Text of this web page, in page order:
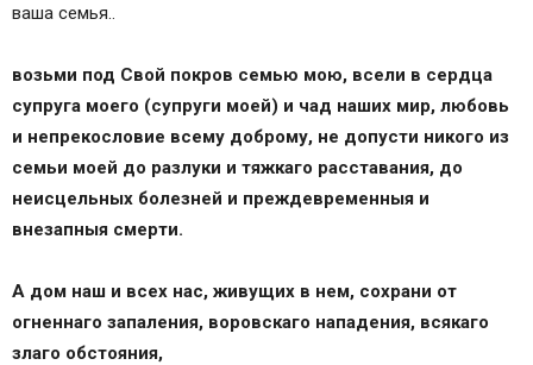
ваша семья..
возьми под Свой покров семью мою, всели в сердца
супруга моего (супруги моей) и чад наших мир, любовь
и непрекословие всему доброму, не допусти никого из
семьи моей до разлуки и тяжкаго расставания, до
неисцельных болезней и преждевременныя и
внезапныя смерти.
А дом наш и всех нас, живущих в нем, сохрани от
огненнаго запаления, воровскаго нападения, всякаго
злаго обстояния,